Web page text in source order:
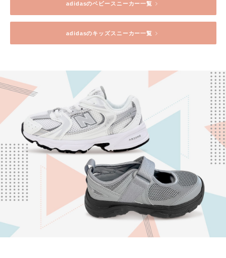
adidasのベビースニーカー一覧
adidasのキッズスニーカー一覧